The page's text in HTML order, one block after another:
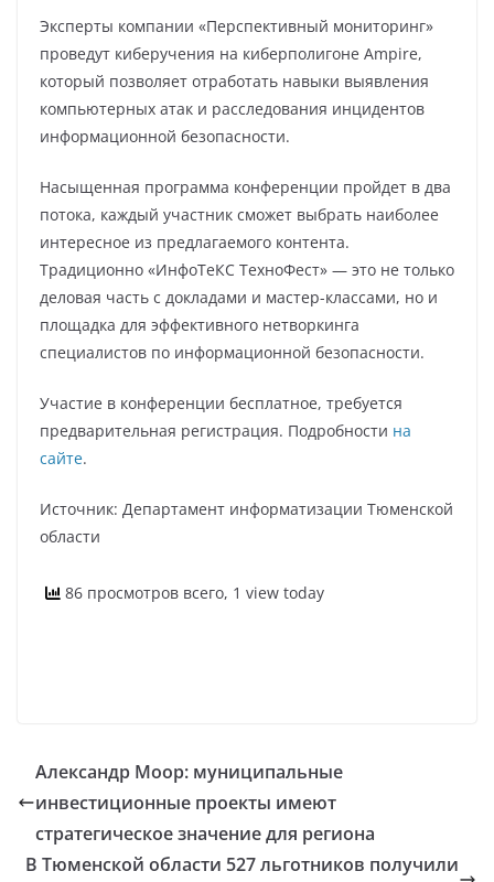
Эксперты компании «Перспективный мониторинг»
проведут киберучения на киберполигоне Ampire,
который позволяет отработать навыки выявления
компьютерных атак и расследования инцидентов
информационной безопасности.
Насыщенная программа конференции пройдет в два
потока, каждый участник сможет выбрать наиболее
интересное из предлагаемого контента.
Традиционно «ИнфоТеКС ТехноФест» — это не только
деловая часть с докладами и мастер-классами, но и
площадка для эффективного нетворкинга
специалистов по информационной безопасности.
Участие в конференции бесплатное, требуется
предварительная регистрация. Подробности на
сайте.
Источник: Департамент информатизации Тюменской
области
86 просмотров всего, 1 view today
Александр Моор: муниципальные
инвестиционные проекты имеют
стратегическое значение для региона
В Тюменской области 527 льготников получили